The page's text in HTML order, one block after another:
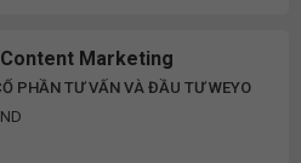
Content Marketing
PHẦN TƯ VẤN VÀ ĐẦU TƯ WEYO